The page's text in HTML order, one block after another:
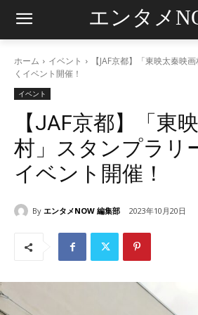
エンタメ
ホーム イベント
【JAF京都】「東映太秦映
くイベント開催！
イベント
【JAF京都】「東
村」スタンプラリ
イベント開催！
By エンタメNOW 編集部 2023年10月20日